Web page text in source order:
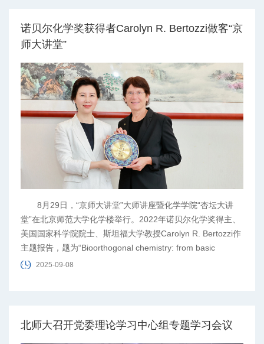
诺贝尔化学奖获得者Carolyn R. Bertozzi做客“京
师大讲堂”
8月29日，“京师大讲堂”大师讲座暨化学学院“杏坛大讲
堂”在北京师范大学化学楼举行。2022年诺贝尔化学奖得主、
美国国家科学院院士、斯坦福大学教授Carolyn R. Bertozzi作
主题报告，题为“Bioorthogonal chemistry: from basic
science to clinical translation”。
2025-09-08
北师大召开党委理论学习中心组专题学习会议